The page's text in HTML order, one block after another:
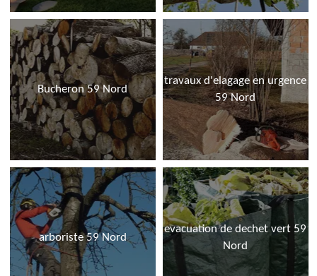
Bucheron 59 Nord
travaux d'elagage en urgence
59 Nord
arboriste 59 Nord
evacuation de dechet vert 59
Nord